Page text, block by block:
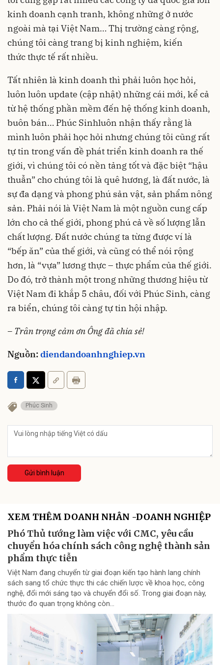
kinh doanh cạnh tranh, không những ở nước
ngoài mà tại Việt Nam… Thị trường càng rộng,
chúng tôi càng trang bị kinh nghiệm, kiến
thức thực tế rất nhiều.
Tất nhiên là kinh doanh thì phải luôn học hỏi,
luôn luôn update (cập nhật) những cái mới, kể cả
từ hệ thống phần mềm đến hệ thống kinh doanh,
buôn bán… Phúc Sinhluôn nhận thấy rằng là
mình luôn phải học hỏi nhưng chúng tôi cũng rất
tự tin trong vấn đề phát triển kinh doanh ra thế
giới, vì chúng tôi có nền tảng tốt và đặc biệt “hậu
thuẫn” cho chúng tôi là quê hương, là đất nước, là
sự đa dạng và phong phú sản vật, sản phẩm nông
sản. Phải nói là Việt Nam là một nguồn cung cấp
lớn cho cả thế giới, phong phú cả về số lượng lẫn
chất lượng. Đất nước chúng ta từng được ví là
“bếp ăn” của thế giới, và cũng có thể nói rộng
hơn, là “vựa” lương thực – thực phẩm của thế giới.
Do đó, trở thành một trong những thương hiệu từ
Việt Nam đi khắp 5 châu, đối với Phúc Sinh, càng
ra biển, chúng tôi càng tự tin hội nhập.
– Trân trọng cảm ơn Ông đã chia sẻ!
Nguồn:diendandoanhnghiep.vn
Phúc Sinh
Gửi bình luận
XEM THÊM DOANH NHÂN -DOANH NGHIỆP
Phó Thủ tướng làm việc với CMC, yêu cầu
chuyển hóa chính sách công nghệ thành sản
phẩm thực tiễn
Việt Nam đang chuyển từ giai đoạn kiến tạo hành lang chính
sách sang tổ chức thực thi các chiến lược về khoa học, công
nghệ, đổi mới sáng tạo và chuyển đổi số. Trong giai đoạn này,
thước đo quan trọng không còn...